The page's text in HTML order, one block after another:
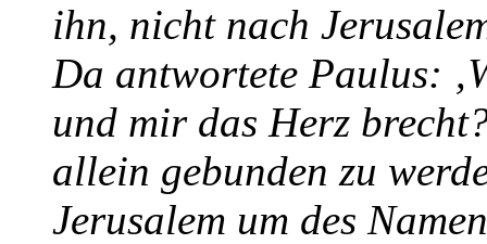
ihn, nicht nach
Da antwortete Paulus:
und mir das Herz
allein gebunden zu
Jerusalem um des